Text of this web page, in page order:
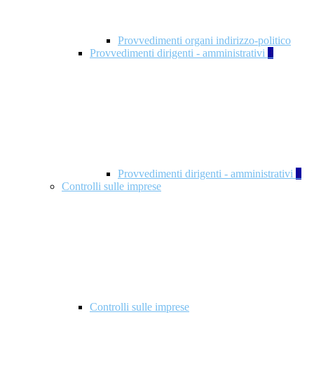
Provvedimenti organi indirizzo-politico
Provvedimenti dirigenti - amministrativi 3
Provvedimenti dirigenti - amministrativi 1
Controlli sulle imprese
Controlli sulle imprese